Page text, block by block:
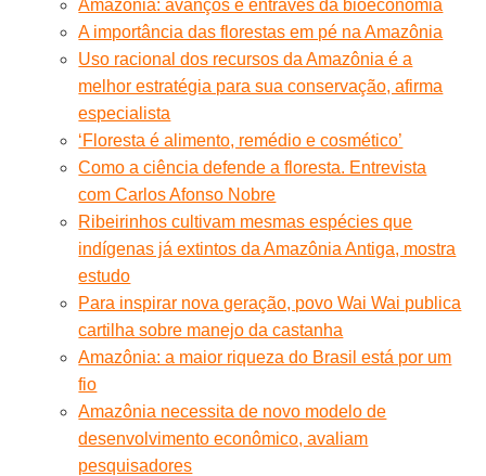
Amazônia: avanços e entraves da bioeconomia
A importância das florestas em pé na Amazônia
Uso racional dos recursos da Amazônia é a
melhor estratégia para sua conservação, afirma
especialista
‘Floresta é alimento, remédio e cosmético’
Como a ciência defende a floresta. Entrevista
com Carlos Afonso Nobre
Ribeirinhos cultivam mesmas espécies que
indígenas já extintos da Amazônia Antiga, mostra
estudo
Para inspirar nova geração, povo Wai Wai publica
cartilha sobre manejo da castanha
Amazônia: a maior riqueza do Brasil está por um
fio
Amazônia necessita de novo modelo de
desenvolvimento econômico, avaliam
pesquisadores